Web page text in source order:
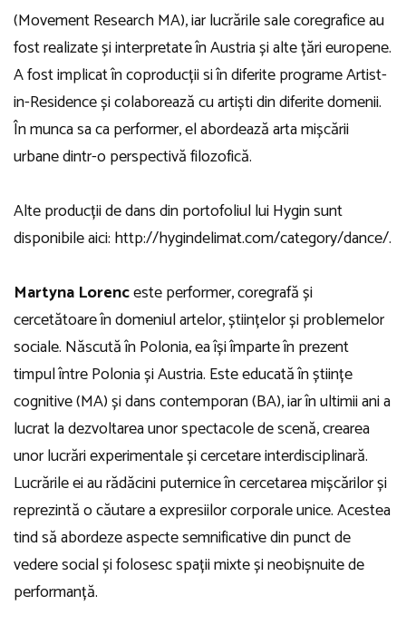
(Movement Research MA), iar lucrările sale coregrafice au
fost realizate și interpretate în Austria și alte țări europene.
A fost implicat în coproducții si în diferite programe Artist-
in-Residence și colaborează cu artiști din diferite domenii.
În munca sa ca performer, el abordează arta mișcării
urbane dintr-o perspectivă filozofică.
Alte producții de dans din portofoliul lui Hygin sunt
disponibile aici: http://hygindelimat.com/category/dance/.
Martyna Lorenceste performer, coregrafă și
cercetătoare în domeniul artelor, științelor și problemelor
sociale. Născută în Polonia, ea își împarte în prezent
timpul între Polonia și Austria. Este educată în științe
cognitive (MA) și dans contemporan (BA), iar în ultimii ani a
lucrat la dezvoltarea unor spectacole de scenă, crearea
unor lucrări experimentale și cercetare interdisciplinară.
Lucrările ei au rădăcini puternice în cercetarea mișcărilor și
reprezintă o căutare a expresiilor corporale unice. Acestea
tind să abordeze aspecte semnificative din punct de
vedere social și folosesc spații mixte și neobișnuite de
performanță.